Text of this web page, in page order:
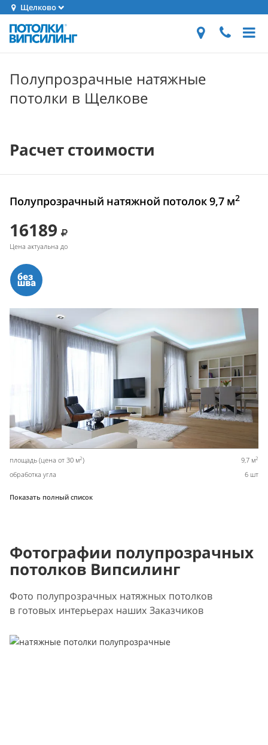
Щелково
Полупрозрачные натяжные
потолки в Щелкове
Расчет стоимости
Полупрозрачный натяжной потолок 9,7 м2
16189
Цена актуальна до
площадь (цена от 30 м2) 9,7 м2
обработка угла 6 шт
Показать полный список
Фотографии полупрозрачных
потолков Випсилинг
Фото полупрозрачных натяжных потолков
в готовых интерьерах наших Заказчиков